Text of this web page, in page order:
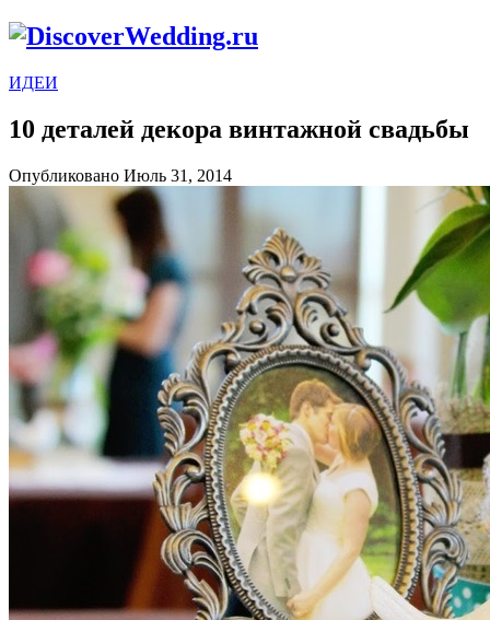
ИДЕИ
10 деталей декора винтажной свадьбы
Опубликовано Июль 31, 2014